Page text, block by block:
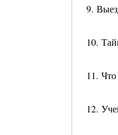
9.
10.
11.
12.